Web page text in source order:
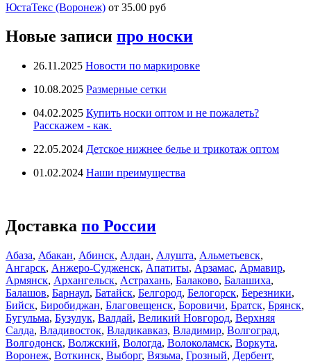
ЮстаТекс (Воронеж) от 35.00 руб
Новые записи про носки
26.11.2025 Новости по маркировке
10.08.2025 Размерные сетки
04.02.2025 Купить носки оптом и не пожалеть?
Расскажем - как.
22.05.2024 Детское нижнее белье и трикотаж оптом
01.02.2024 Наши преимущества
Доставка по России
Абаза, Абакан, Абинск, Алдан, Алушта, Альметьевск,
Ангарск, Анжеро-Судженск, Апатиты, Арзамас, Армавир,
Армянск, Архангельск, Астрахань, Балаково, Балашиха,
Балашов, Барнаул, Батайск, Белгород, Белогорск, Березники,
Бийск, Биробиджан, Благовещенск, Боровичи, Братск, Брянск,
Бугульма, Бузулук, Валдай, Великий Новгород, Верхняя
Салда, Владивосток, Владикавказ, Владимир, Волгоград,
Волгодонск, Волжский, Вологда, Волоколамск, Воркута,
Воронеж, Воткинск, Выборг, Вязьма, Грозный, Дербент,